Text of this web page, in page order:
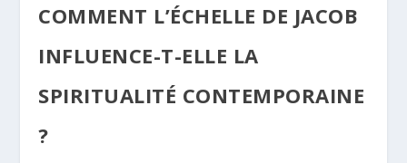
COMMENT L’ÉCHELLE DE JACOB
INFLUENCE-T-ELLE LA
SPIRITUALITÉ CONTEMPORAINE
?